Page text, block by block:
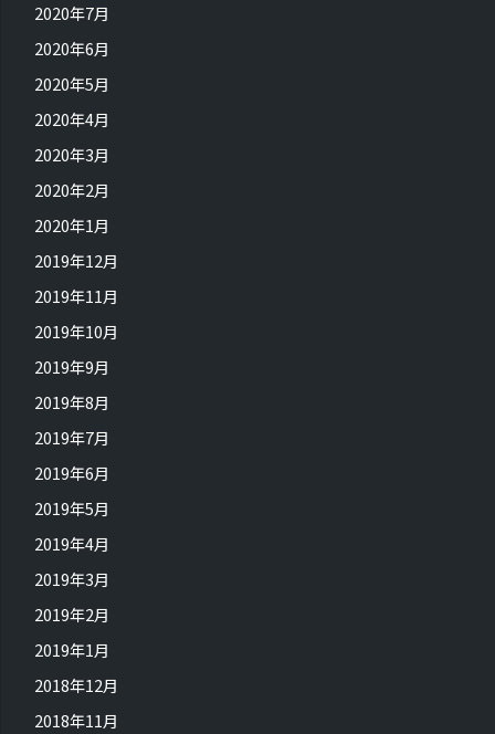
2020年7月
2020年6月
2020年5月
2020年4月
2020年3月
2020年2月
2020年1月
2019年12月
2019年11月
2019年10月
2019年9月
2019年8月
2019年7月
2019年6月
2019年5月
2019年4月
2019年3月
2019年2月
2019年1月
2018年12月
2018年11月